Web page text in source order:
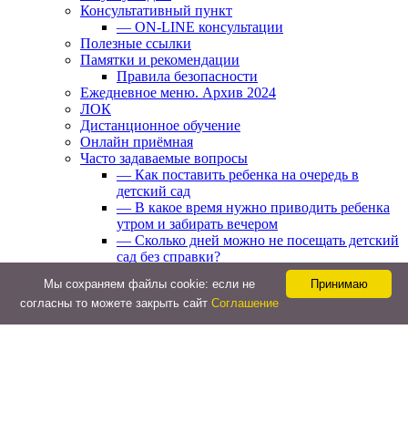
Консультативный пункт
— ON-LINE консультации
Полезные ссылки
Памятки и рекомендации
Правила безопасности
Ежедневное меню. Архив 2024
ЛОК
Дистанционное обучение
Онлайн приёмная
Часто задаваемые вопросы
— Как поставить ребенка на очередь в
детский сад
— В какое время нужно приводить ребенка
утром и забирать вечером
— Сколько дней можно не посещать детский
сад без справки?
— Как обычно проходит адаптация в
детском саду?
— Как организуются прогулки детей в
детском саду?
Принимаю
Мы cохраняем файлы cookie: если не
согласны то можете закрыть сайт Соглашение